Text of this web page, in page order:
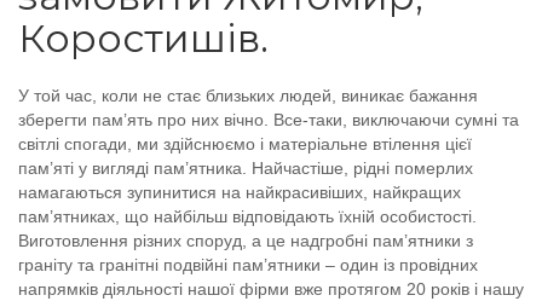
Коростишів.
У той час, коли не стає близьких людей, виникає бажання
зберегти пам’ять про них вічно. Все-таки, виключаючи сумні та
світлі спогади, ми здійснюємо і матеріальне втілення цієї
пам’яті у вигляді пам’ятника. Найчастіше, рідні померлих
намагаються зупинитися на найкрасивіших, найкращих
пам’ятниках, що найбільш відповідають їхній особистості.
Виготовлення різних споруд, а це надгробні пам’ятники з
граніту та гранітні подвійні пам’ятники – один із провідних
напрямків діяльності нашої фірми вже протягом 20 років і нашу